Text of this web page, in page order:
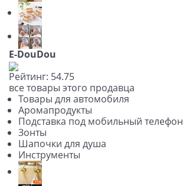
E-DouDou
Рейтинг: 54.75
все товары этого продавца
Товары для автомобиля
Аромапродукты
Подставка под мобильный телефон
Зонты
Шапочки для душа
Инструменты